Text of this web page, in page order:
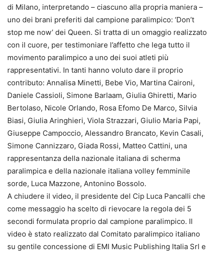
di Milano, interpretando – ciascuno alla propria maniera –
uno dei brani preferiti dal campione paralimpico: ‘Don’t
stop me now’ dei Queen. Si tratta di un omaggio realizzato
con il cuore, per testimoniare l’affetto che lega tutto il
movimento paralimpico a uno dei suoi atleti più
rappresentativi. In tanti hanno voluto dare il proprio
contributo: Annalisa Minetti, Bebe Vio, Martina Caironi,
Daniele Cassioli, Simone Barlaam, Giulia Ghiretti, Mario
Bertolaso, Nicole Orlando, Rosa Efomo De Marco, Silvia
Biasi, Giulia Aringhieri, Viola Strazzari, Giulio Maria Papi,
Giuseppe Campoccio, Alessandro Brancato, Kevin Casali,
Simone Cannizzaro, Giada Rossi, Matteo Cattini, una
rappresentanza della nazionale italiana di scherma
paralimpica e della nazionale italiana volley femminile
sorde, Luca Mazzone, Antonino Bossolo.
A chiudere il video, il presidente del Cip Luca Pancalli che
come messaggio ha scelto di rievocare la regola dei 5
secondi formulata proprio dal campione paralimpico. Il
video è stato realizzato dal Comitato paralimpico italiano
su gentile concessione di EMI Music Publishing Italia Srl e